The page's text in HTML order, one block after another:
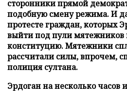
сторонники прямой
подобную смену режима. И
протесте граждан, которых
выйти под пули
конституцию. Мятежники
рассчитали силы, впрочем,
полиция султана.
Эрдоган на несколько часов